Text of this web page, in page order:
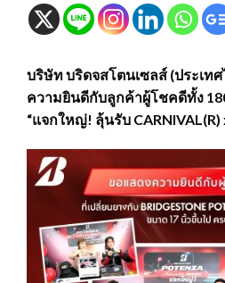
บริษัท บริดจสโตนเซลส์ (ประเท
ความยินดีกับลูกค้าผู้โชคดีทั้ง
“แจกใหญ่! ลุ้นรับ CARNIVAL(R)